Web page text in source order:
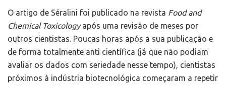
O artigo de Séralini foi publicado na revista Food and
Chemical Toxicologyapós uma revisão de meses por
outros cientistas. Poucas horas após a sua publicação e
de forma totalmente anti científica (já que não podiam
avaliar os dados com seriedade nesse tempo), cientistas
próximos à indústria biotecnológica começaram a repetir